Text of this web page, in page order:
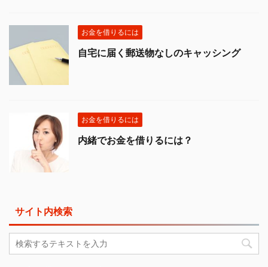
お金を借りるには
自宅に届く郵送物なしのキャッシング
お金を借りるには
内緒でお金を借りるには？
サイト内検索